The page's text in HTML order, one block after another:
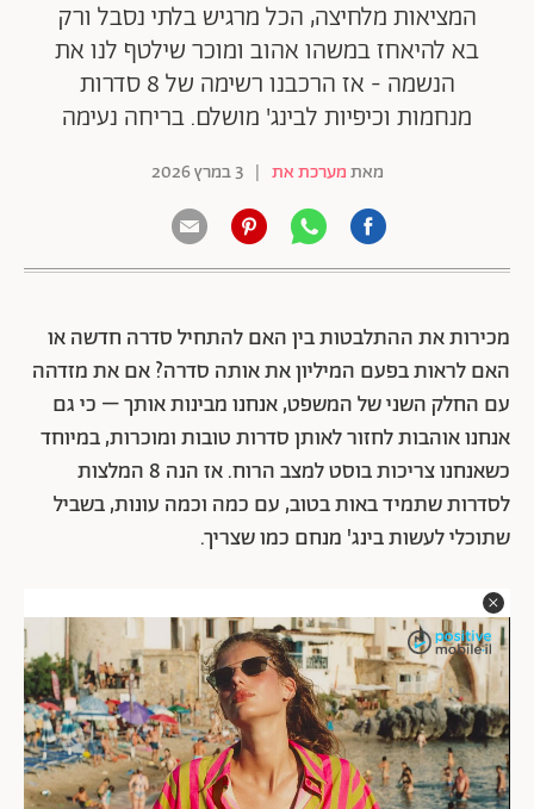
המציאות מלחיצה, הכל מרגיש בלתי נסבל ורק
בא להיאחז במשהו אהוב ומוכר שילטף לנו את
הנשמה - אז הרכבנו רשימה של 8 סדרות
מנחמות וכיפיות לבינג' מושלם. בריחה נעימה
מאתמערכת את | 3 במרץ 2026
מכירות את ההתלבטות בין האם להתחיל סדרה חדשה או
האם לראות בפעם המיליון את אותה סדרה? אם את מזדהה
עם החלק השני של המשפט, אנחנו מבינות אותך – כי גם
אנחנו אוהבות לחזור לאותן סדרות טובות ומוכרות, במיוחד
כשאנחנו צריכות בוסט למצב הרוח. אז הנה 8 המלצות
לסדרות שתמיד באות בטוב, עם כמה וכמה עונות, בשביל
שתוכלי לעשות בינג' מנחם כמו שצריך.